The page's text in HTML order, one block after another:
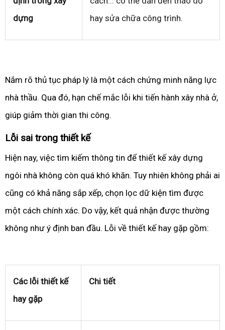
dựng
hay sửa chữa công trình.
Nắm rõ thủ tục pháp lý là một cách chứng minh năng lực
nhà thầu. Qua đó, hạn chế mắc lỗi khi tiến hành xây nhà ở,
giúp giảm thời gian thi công.
Lỗi sai trong thiết kế
Hiện nay, việc tìm kiếm thông tin để thiết kế xây dựng
ngôi nhà không còn quá khó khăn. Tuy nhiên không phải ai
cũng có khả năng sắp xếp, chọn lọc dữ kiện tìm được
một cách chính xác. Do vậy, kết quả nhận được thường
không như ý định ban đầu. Lỗi về thiết kế hay gặp gồm:
Các lỗi thiết kế
hay gặp
Chi tiết